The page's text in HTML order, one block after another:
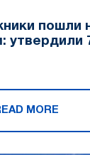
пошли
утвердили
MORE